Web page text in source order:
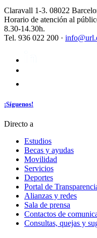
Claravall 1-3. 08022
Horario de atención al
8.30-14.30h.
Tel. 936 022 200 ·
¡Síguenos!
Directo a
Estudios
Becas y ayudas
Movilidad
Servicios
Deportes
Portal de
Alianzas y redes
Sala de prensa
Contactos de
Consultas, quejas y